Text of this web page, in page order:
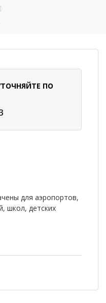
ПО
для аэропортов,
школ, детских